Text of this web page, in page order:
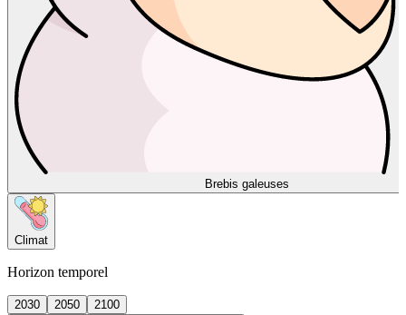
Brebis galeuses
Climat
Horizon temporel
2030 2050
2100